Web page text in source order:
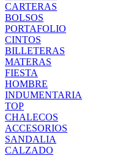
CARTERAS
BOLSOS
PORTAFOLIO
CINTOS
BILLETERAS
MATERAS
FIESTA
HOMBRE
INDUMENTARIA
TOP
CHALECOS
ACCESORIOS
SANDALIA
CALZADO